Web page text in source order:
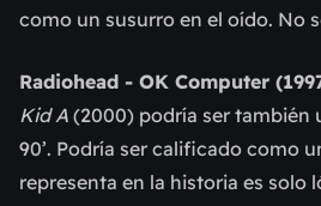
como un susurro en el oído. No
Radiohead - OK Computer
Kid A (2000) podría ser también
90’. Podría ser calificado como
representa en la historia es